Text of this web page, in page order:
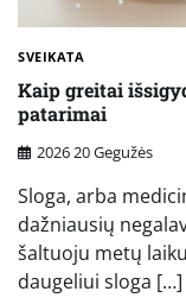
SVEIKATA
Kaip greitai
patarimai
2026 20 Gegužės
Sloga, arba
dažniausių
šaltuoju metų
daugeliui sloga […]